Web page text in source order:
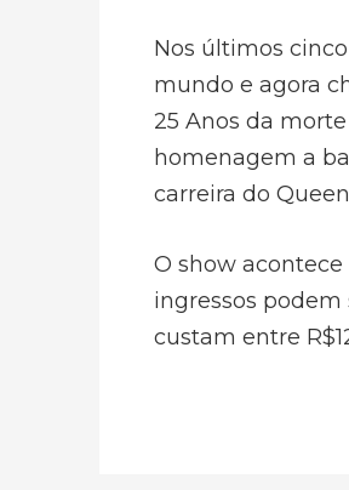
Nos últimos
mundo e agora
25 Anos da
homenagem a
carreira do
O show acontece
ingressos podem
custam entre